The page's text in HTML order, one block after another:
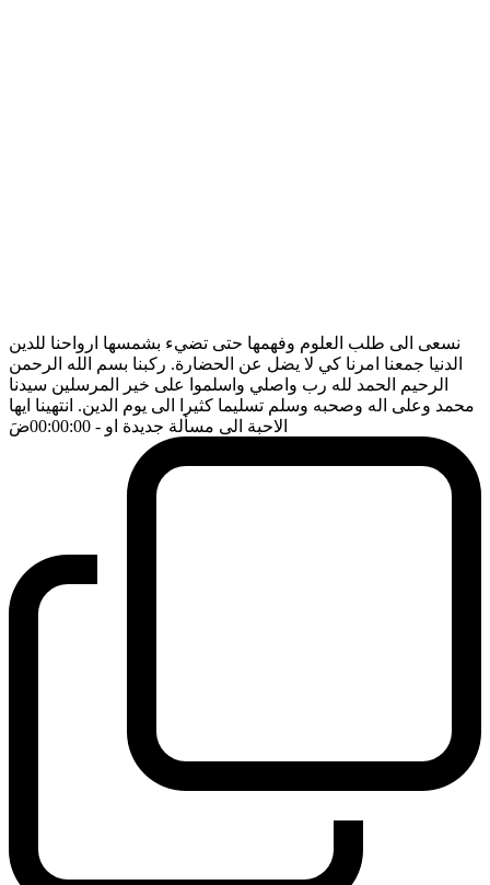
نسعى الى طلب العلوم وفهمها حتى تضيء بشمسها ارواحنا للدين
الدنيا جمعنا امرنا كي لا يضل عن الحضارة. ركبنا بسم الله الرحمن
الرحيم الحمد لله رب واصلي واسلموا على خير المرسلين سيدنا
محمد وعلى اله وصحبه وسلم تسليما كثيرا الى يوم الدين. انتهينا ايها
الاحبة الى مسألة جديدة او - 00:00:00 ضَ